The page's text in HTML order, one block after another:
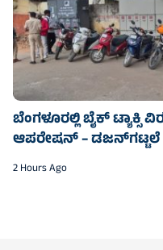
ಬೆಂಗಳೂರಲ್ಲಿ ಬೈಕ್ ಟ್ಯಾಕ್ಸಿ
ಆಪರೇಷನ್ –
2 Hours Ago